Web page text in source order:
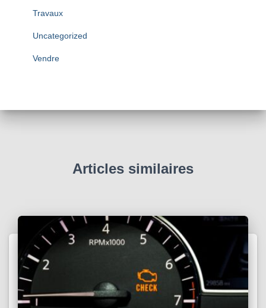
Travaux
Uncategorized
Vendre
Articles similaires